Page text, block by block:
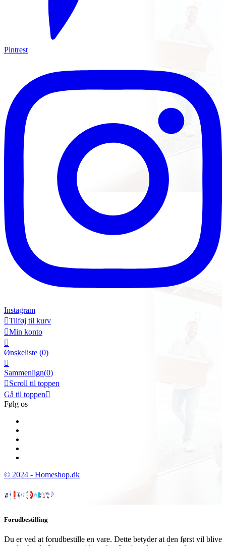
Pintrest
Instagram
Tilføj til kurv
Min konto

Ønskeliste (0)

Sammenlign(0)
Scroll til toppen
Gå til toppen
Følg os
© 2024 - Homeshop.dk
Forudbestilling
Du er ved at forudbestille en vare. Dette betyder at den først vil blive